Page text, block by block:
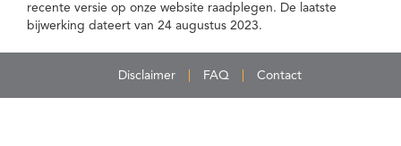
recente versie op onze website raadplegen. De laatste
bijwerking dateert van 24 augustus 2023.
Disclaimer FAQ Contact